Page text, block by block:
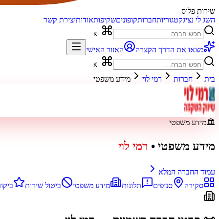
שירות פלוס
השג לי נציגקטגוריותחברותקופוניםשקיפותאודותיצירת קשר
מצאו את הדרך הקצרה האזור האישי
בית חברות רמי לוי מידע משפטי
🏛️מידע משפטי
מידע משפטי • רמי לוי
עמוד החברה המלא
סקירה
סניפים תלונות מידע משפטי ביטול שירות